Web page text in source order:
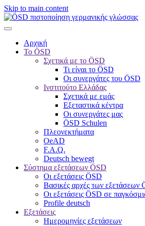
Skip to main content
Αρχική
Το ÖSD
Σχετικά με το ÖSD
Τι είναι το ÖSD
Οι συνεργάτες του ÖSD
Ινστιτούτο Ελλάδας
Σχετικά με εμάς
Εξεταστικά κέντρα
Οι συνεργάτες μας
ÖSD Schulen
Πλεονεκτήματα
OeAD
F.A.Q.
Deutsch bewegt
Σύστημα εξετάσεων ÖSD
Οι εξετάσεις ÖSD
Βασικές αρχές των εξετάσεων
Οι εξετάσεις ÖSD σε
Profile deutsch
Εξετάσεις
Ημερομηνίες εξετάσεων